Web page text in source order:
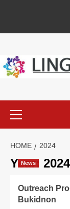
content
Menu
HOME 2024
Year: 2024
News
Outreach
Bukidnon